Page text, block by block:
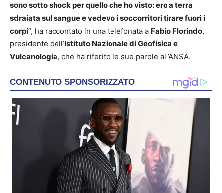
sono sotto shock per quello che ho visto: ero a terra
sdraiata sul sangue e vedevo i soccorritori tirare fuori i
corpi”, ha raccontato in una telefonata a Fabio Florindo,
presidente dell’Istituto Nazionale di Geofisica e
Vulcanologia, che ha riferito le sue parole all’ANSA.